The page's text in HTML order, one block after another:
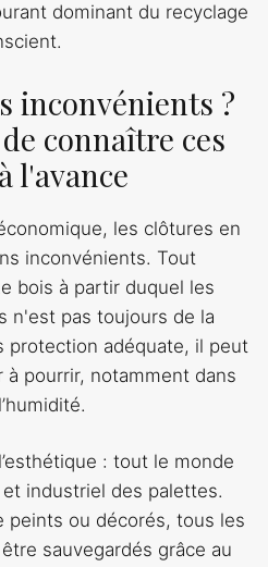
dominant du recyclage
inconvénients ?
connaître ces
l'avance
les clôtures en
inconvénients. Tout
bois à partir duquel les
n'est pas toujours de la
protection adéquate, il peut
pourrir, notamment dans
: tout le monde
et industriel des palettes.
peints ou décorés, tous les
sauvegardés grâce au